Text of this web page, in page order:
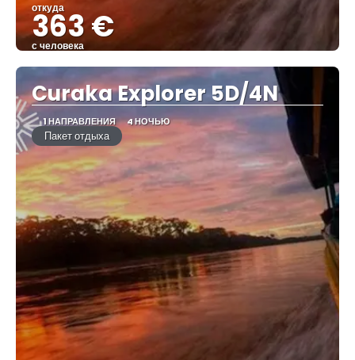
откуда
363 €
с человека
Видеть
Curaka Explorer 5D/4N
1 НАПРАВЛЕНИЯ 4 НОЧЬЮ
Пакет отдыха